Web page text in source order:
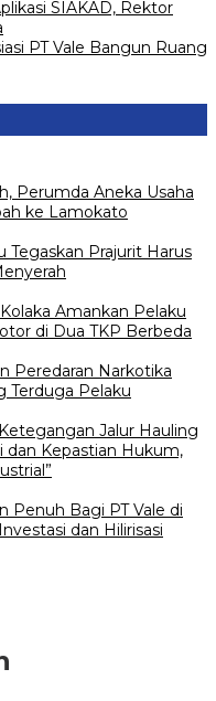
SIAKAD, Rektor
PT Vale Bangun Ruang
Perumda Aneka Usaha
ke Lamokato
Tegaskan Prajurit Harus
Amankan Pelaku
di Dua TKP Berbeda
Peredaran Narkotika
Terduga Pelaku
Jalur Hauling
dan Kepastian Hukum,
Penuh Bagi PT Vale di
dan Hilirisasi